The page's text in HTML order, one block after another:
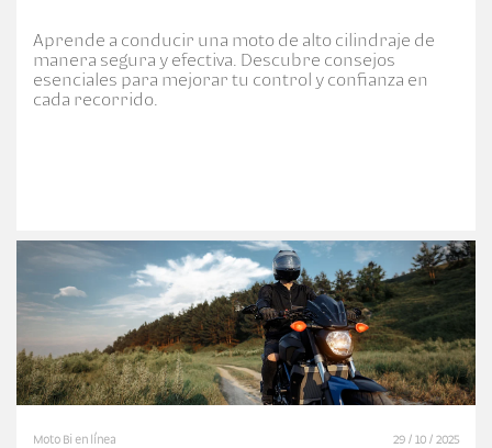
Aprende a conducir una moto de alto cilindraje de
manera segura y efectiva. Descubre consejos
esenciales para mejorar tu control y confianza en
cada recorrido.
Moto Bi en línea 29 / 10 / 2025